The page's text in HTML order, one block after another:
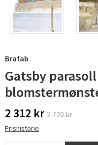
Brafab
Gatsby
2 312 kr 2 720 kr
Prishistorie